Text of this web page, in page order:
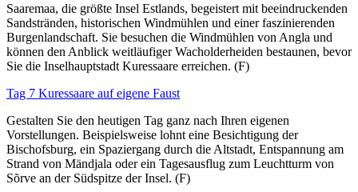
Saaremaa, die größte Insel Estlands, begeistert mit beeindruckenden
Sandstränden, historischen Windmühlen und einer faszinierenden
Burgenlandschaft. Sie besuchen die Windmühlen von Angla und
können den Anblick weitläufiger Wacholderheiden bestaunen, bevor
Sie die Inselhauptstadt Kuressaare erreichen. (F)
Tag 7 Kuressaare auf eigene Faust
Gestalten Sie den heutigen Tag ganz nach Ihren eigenen
Vorstellungen. Beispielsweise lohnt eine Besichtigung der
Bischofsburg, ein Spaziergang durch die Altstadt, Entspannung am
Strand von Mändjala oder ein Tagesausflug zum Leuchtturm von
Sõrve an der Südspitze der Insel. (F)